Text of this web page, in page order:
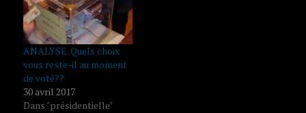
ANALYSE. Quels choix
vous reste-il au moment
de voté??
30 avril 2017
Dans "présidentielle"